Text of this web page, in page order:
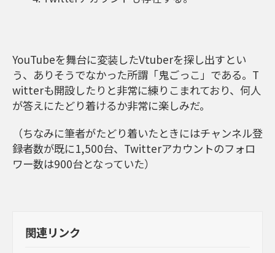
YouTubeを舞台に変装したVtuberを探し出すとい
う、ありそうでなかった所謂「鬼ごっこ」である。T
witterも開設したりと非常に練りこまれており、何人
が答えにたどり着けるか非常に楽しみだ。
（ちなみに筆者がたどり着いたときにはチャンネル登
録者数が既に1,500台、Twitterアカウントのフォロ
ワー数は900台となっていた）
関連リンク